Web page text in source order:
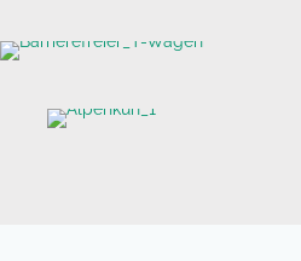
Barrierefreier
ohne Tank
Alpen-Kuh